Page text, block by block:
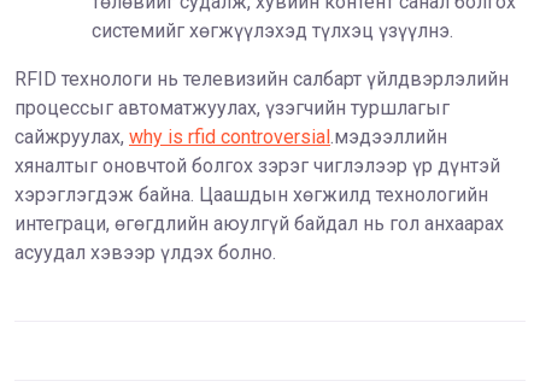
системийг хөгжүүлэхэд түлхэц үзүүлнэ.
RFID технологи нь телевизийн салбарт үйлдвэрлэлийн
процессыг автоматжуулах, үзэгчийн туршлагыг
сайжруулах, why is rfid controversial.мэдээллийн
хяналтыг оновчтой болгох зэрэг чиглэлээр үр дүнтэй
хэрэглэгдэж байна. Цаашдын хөгжилд технологийн
интеграци, өгөгдлийн аюулгүй байдал нь гол анхаарах
асуудал хэвээр үлдэх болно.